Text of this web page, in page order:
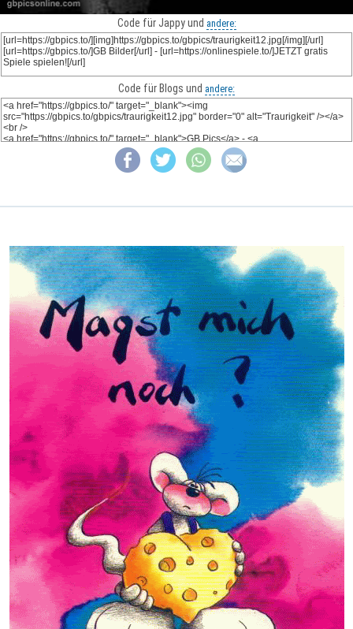
Code für Jappy und andere:
Code für Blogs und andere: